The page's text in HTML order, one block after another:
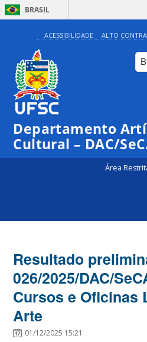
BRASIL
ACESSIBILIDADE ALTO
Departamento
Cultural – DAC/
Área
Resultado
026/2025/DAC/
Cursos e Oficinas
Arte
01/12/2025 15:21